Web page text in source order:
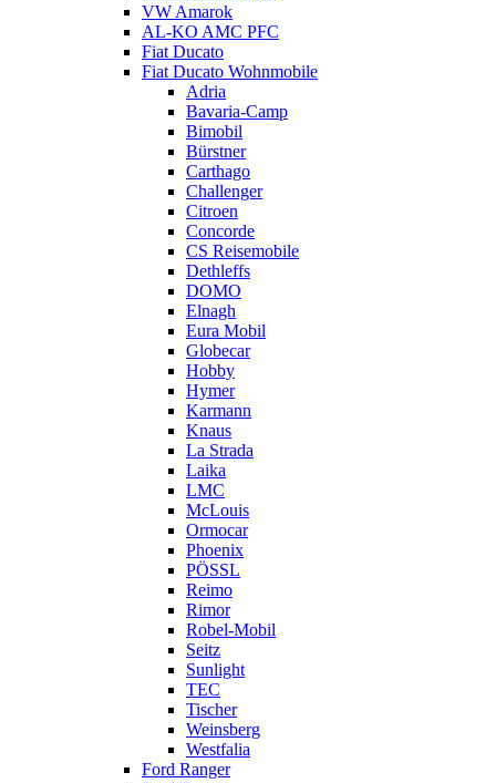
VW Amarok
AL-KO AMC PFC
Fiat Ducato
Fiat Ducato Wohnmobile
Adria
Bavaria-Camp
Bimobil
Bürstner
Carthago
Challenger
Citroen
Concorde
CS Reisemobile
Dethleffs
DOMO
Elnagh
Eura Mobil
Globecar
Hobby
Hymer
Karmann
Knaus
La Strada
Laika
LMC
McLouis
Ormocar
Phoenix
PÖSSL
Reimo
Rimor
Robel-Mobil
Seitz
Sunlight
TEC
Tischer
Weinsberg
Westfalia
Ford Ranger